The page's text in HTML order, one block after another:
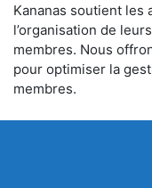
Kananas soutient les
l’organisation de
membres. Nous
pour optimiser la
membres.